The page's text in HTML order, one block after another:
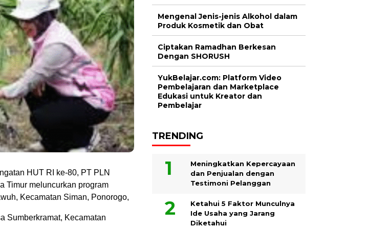
HUT RI ke-80, PT PLN
Timur meluncurkan program
Kecamatan Siman, Ponorogo,
Sumberkramat, Kecamatan
Mengenal Jenis-jenis Alkohol dalam
Produk Kosmetik dan Obat
Ciptakan Ramadhan Berkesan
Dengan SHORUSH
YukBelajar.com: Platform Video
Pembelajaran dan Marketplace
Edukasi untuk Kreator dan
Pembelajar
TRENDING
Meningkatkan Kepercayaan
dan Penjualan dengan
Testimoni Pelanggan
Ketahui 5 Faktor Munculnya
Ide Usaha yang Jarang
Diketahui